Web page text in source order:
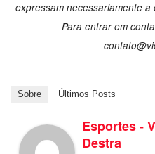
expressam necessariamente
Para entrar em
Sobre Últimos Posts
Esportes -
Destra